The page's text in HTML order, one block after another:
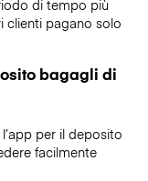
di tempo più
clienti pagano solo
bagagli di
per il deposito
facilmente